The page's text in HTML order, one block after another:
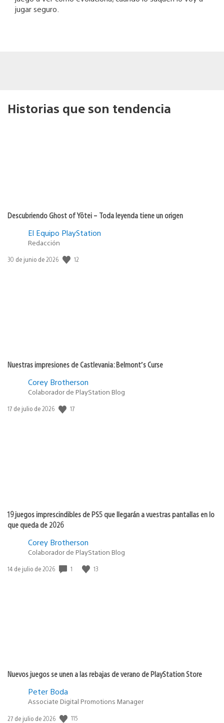
jugar seguro.
Historias que son tendencia
Descubriendo Ghost of Yōtei – Toda leyenda tiene un origen
El Equipo PlayStation
Redacción
Fecha
30 de junio de 2026 12
Nuestras impresiones de Castlevania: Belmont’s Curse
Corey Brotherson
Colaborador de PlayStation Blog
Fecha
17 de julio de 2026 17
19 juegos imprescindibles de PS5 que llegarán a vuestras pantallas en lo
que queda de 2026
Corey Brotherson
Colaborador de PlayStation Blog
Fecha
14 de julio de 2026 1 13
Nuevos juegos se unen a las rebajas de verano de PlayStation Store
Peter Boda
Associate Digital Promotions Manager
Fecha
27 de julio de 2026 115